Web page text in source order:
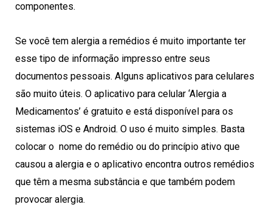
componentes.
Se você tem alergia a remédios é muito importante ter
esse tipo de informação impresso entre seus
documentos pessoais. Alguns aplicativos para celulares
são muito úteis. O aplicativo para celular ‘Alergia a
Medicamentos’ é gratuito e está disponível para os
sistemas iOS e Android. O uso é muito simples. Basta
colocar o nome do remédio ou do princípio ativo que
causou a alergia e o aplicativo encontra outros remédios
que têm a mesma substância e que também podem
provocar alergia.